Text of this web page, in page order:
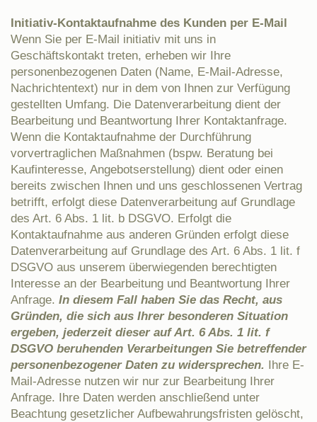
Initiativ-Kontaktaufnahme des Kunden per E-Mail
Wenn Sie per E-Mail initiativ mit uns in
Geschäftskontakt treten, erheben wir Ihre
personenbezogenen Daten (Name, E-Mail-Adresse,
Nachrichtentext) nur in dem von Ihnen zur Verfügung
gestellten Umfang. Die Datenverarbeitung dient der
Bearbeitung und Beantwortung Ihrer Kontaktanfrage.
Wenn die Kontaktaufnahme der Durchführung
vorvertraglichen Maßnahmen (bspw. Beratung bei
Kaufinteresse, Angebotserstellung) dient oder einen
bereits zwischen Ihnen und uns geschlossenen Vertrag
betrifft, erfolgt diese Datenverarbeitung auf Grundlage
des Art. 6 Abs. 1 lit. b DSGVO. Erfolgt die
Kontaktaufnahme aus anderen Gründen erfolgt diese
Datenverarbeitung auf Grundlage des Art. 6 Abs. 1 lit. f
DSGVO aus unserem überwiegenden berechtigten
Interesse an der Bearbeitung und Beantwortung Ihrer
Anfrage. In diesem Fall haben Sie das Recht, aus
Gründen, die sich aus Ihrer besonderen Situation
ergeben, jederzeit dieser auf Art. 6 Abs. 1 lit. f
DSGVO beruhenden Verarbeitungen Sie betreffender
personenbezogener Daten zu widersprechen. Ihre E-
Mail-Adresse nutzen wir nur zur Bearbeitung Ihrer
Anfrage. Ihre Daten werden anschließend unter
Beachtung gesetzlicher Aufbewahrungsfristen gelöscht,